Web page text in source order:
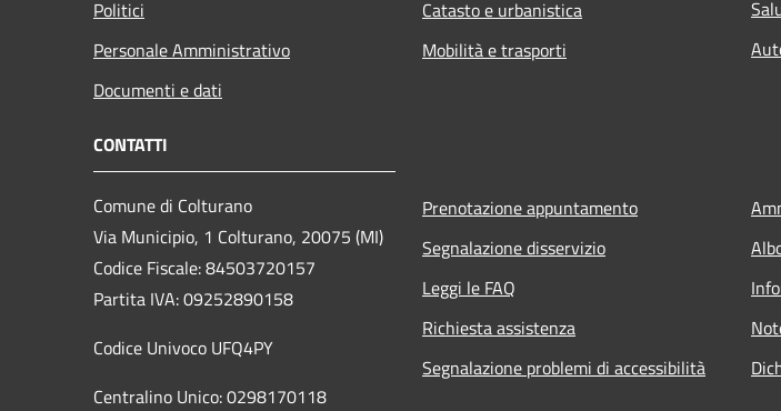
Politici
Personale Amministrativo
Documenti e dati
Catasto e urbanistica
Mobilità e trasporti
CONTATTI
Comune di Colturano
Via Municipio, 1 Colturano, 20075 (MI)
Codice Fiscale: 84503720157
Partita IVA: 09252890158
Codice Univoco UFQ4PY
Centralino Unico: 0298170118
Prenotazione appuntamento
Segnalazione disservizio
Leggi le FAQ
Richiesta assistenza
Segnalazione problemi di accessibilità